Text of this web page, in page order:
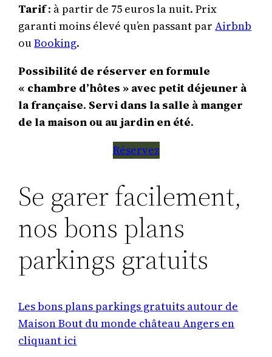
Tarif: à partir de 75 euros la nuit. Prix
garanti moins élevé qu’en passant parAirbnb
ouBooking.
Possibilité de réserver en formule
« chambre d’hôtes » avec petit déjeuner à
la française. Servi dans la salle à manger
de la maison ou au jardin en été.
Réservez
Se garer facilement,
nos bons plans
parkings gratuits
Les bons plans parkings gratuits autour de
Maison Bout du monde château Angers en
cliquant ici